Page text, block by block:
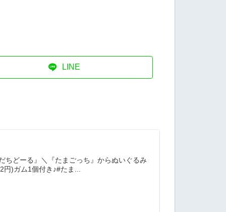
LINE
どーる』＼『たまごっち』からぬいぐるみ
)ガム1個付き♪#たま...